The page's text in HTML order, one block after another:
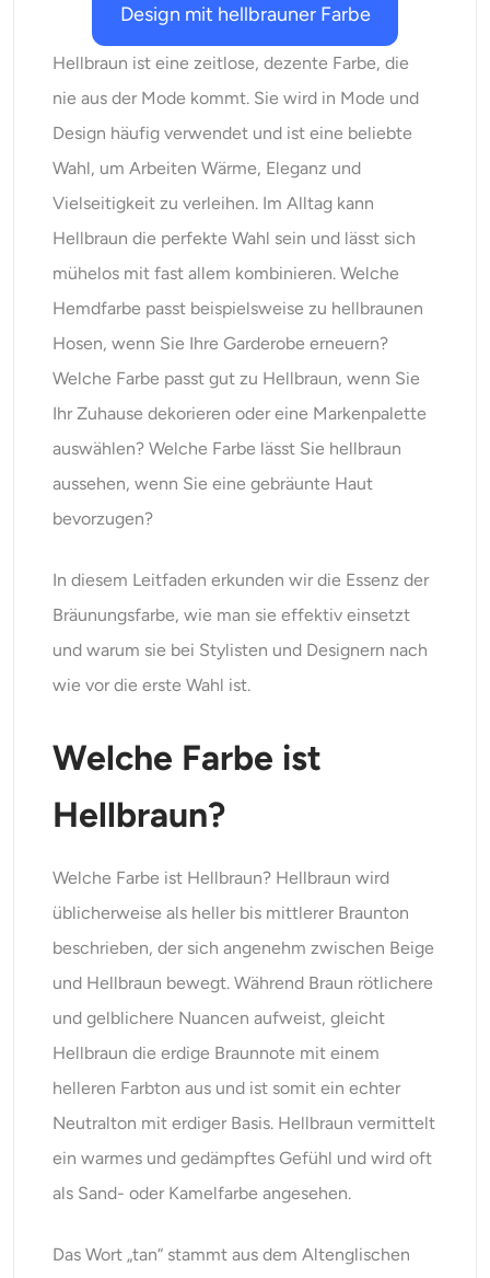
KI-Filter
Headshot-Generator Pro
KI-Headshot-Generator
Passfoto-Ersteller
Video-Werkzeuge
Videoeffekte
Video-Wasserzeichen-Entferner
Design mit hellbrauner Farbe
Hellbraun ist eine zeitlose, dezente Farbe, die
nie aus der Mode kommt. Sie wird in Mode und
Design häufig verwendet und ist eine beliebte
Wahl, um Arbeiten Wärme, Eleganz und
Vielseitigkeit zu verleihen. Im Alltag kann
Hellbraun die perfekte Wahl sein und lässt sich
mühelos mit fast allem kombinieren. Welche
Hemdfarbe passt beispielsweise zu hellbraunen
Hosen, wenn Sie Ihre Garderobe erneuern?
Welche Farbe passt gut zu Hellbraun, wenn Sie
Ihr Zuhause dekorieren oder eine Markenpalette
auswählen? Welche Farbe lässt Sie hellbraun
aussehen, wenn Sie eine gebräunte Haut
bevorzugen?
In diesem Leitfaden erkunden wir die Essenz der
Bräunungsfarbe, wie man sie effektiv einsetzt
und warum sie bei Stylisten und Designern nach
wie vor die erste Wahl ist.
Welche Farbe ist
Hellbraun?
Welche Farbe ist Hellbraun? Hellbraun wird
üblicherweise als heller bis mittlerer Braunton
beschrieben, der sich angenehm zwischen Beige
und Hellbraun bewegt. Während Braun rötlichere
und gelblichere Nuancen aufweist, gleicht
Hellbraun die erdige Braunnote mit einem
helleren Farbton aus und ist somit ein echter
Neutralton mit erdiger Basis. Hellbraun vermittelt
ein warmes und gedämpftes Gefühl und wird oft
als Sand- oder Kamelfarbe angesehen.
Das Wort „tan“ stammt aus dem Altenglischen